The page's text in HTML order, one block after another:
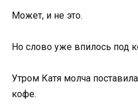
Может, и не это.
Но слово уже впилось под
Утром Катя молча
кофе.